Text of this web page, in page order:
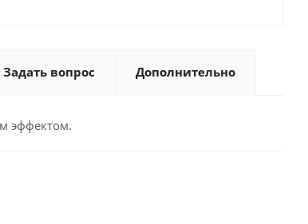
Задать вопрос Дополнительно
эффектом.